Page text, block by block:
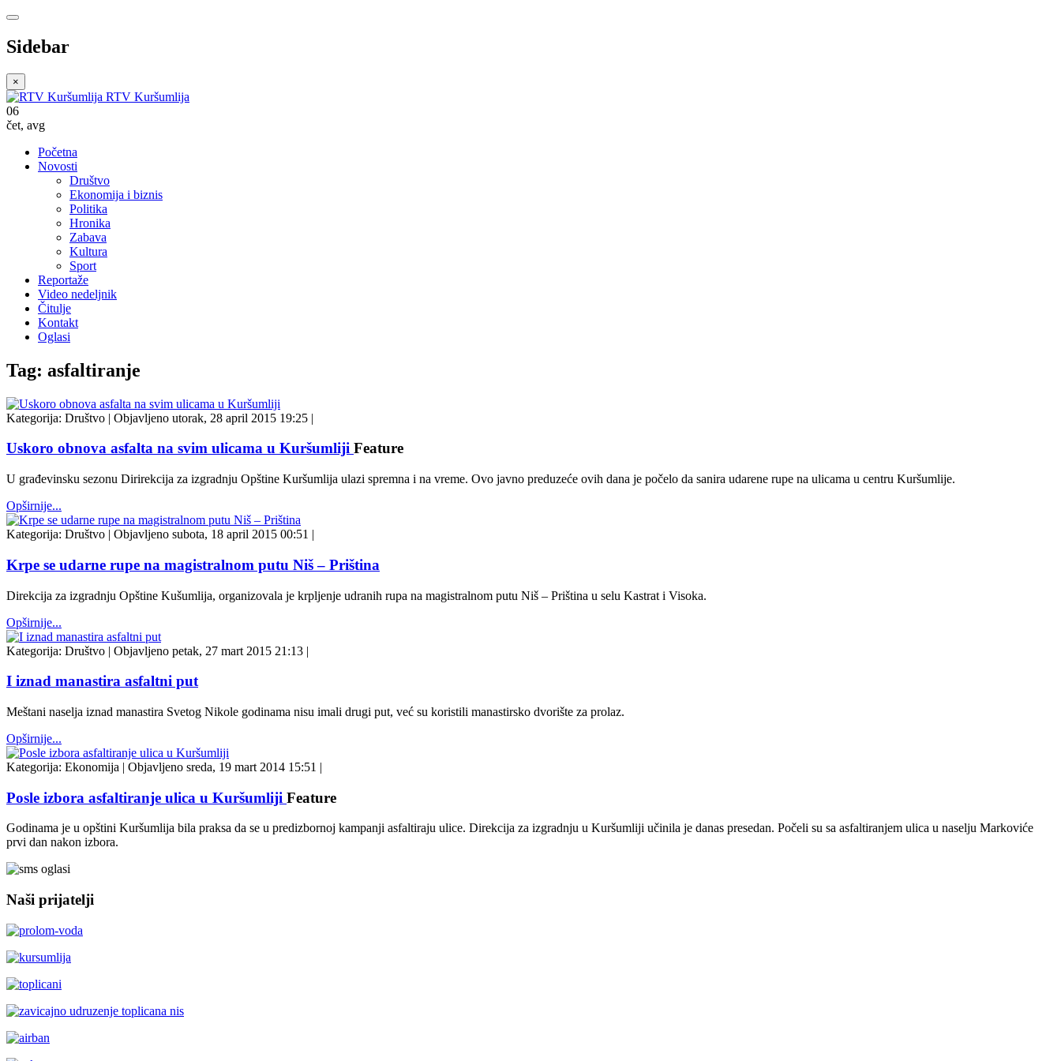
Sidebar
×
RTV Kuršumlija
06
čet, avg
Početna
Novosti
Društvo
Ekonomija i biznis
Politika
Hronika
Zabava
Kultura
Sport
Reportaže
Video nedeljnik
Čitulje
Kontakt
Oglasi
Tag: asfaltiranje
Kategorija: Društvo | Objavljeno utorak, 28 april 2015 19:25 |
Uskoro obnova asfalta na svim ulicama u Kuršumliji Feature
U građevinsku sezonu Dirirekcija za izgradnju Opštine Kuršumlija ulazi spremna i na vreme. Ovo javno preduzeće ovih dana je počelo da sanira udarene rupe na ulicama u centru Kuršumlije.
Opširnije...
Kategorija: Društvo | Objavljeno subota, 18 april 2015 00:51 |
Krpe se udarne rupe na magistralnom putu Niš – Priština
Direkcija za izgradnju Opštine Kušumlija, organizovala je krpljenje udranih rupa na magistralnom putu Niš – Priština u selu Kastrat i Visoka.
Opširnije...
Kategorija: Društvo | Objavljeno petak, 27 mart 2015 21:13 |
I iznad manastira asfaltni put
Meštani naselja iznad manastira Svetog Nikole godinama nisu imali drugi put, već su koristili manastirsko dvorište za prolaz.
Opširnije...
Kategorija: Ekonomija | Objavljeno sreda, 19 mart 2014 15:51 |
Posle izbora asfaltiranje ulica u Kuršumliji Feature
Godinama je u opštini Kuršumlija bila praksa da se u predizbornoj kampanji asfaltiraju ulice. Direkcija za izgradnju u Kuršumliji učinila je danas presedan. Počeli su sa asfaltiranjem ulica u naselju Markoviće
prvi dan nakon izbora.
Naši prijatelji